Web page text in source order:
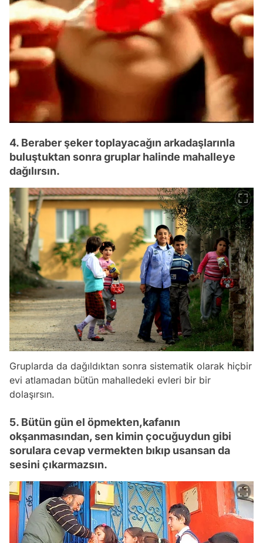
4. Beraber şeker toplayacağın arkadaşlarınla
buluştuktan sonra gruplar halinde mahalleye
dağılırsın.
Gruplarda da dağıldıktan sonra sistematik olarak hiçbir
evi atlamadan bütün mahalledeki evleri bir bir
dolaşırsın.
5. Bütün gün el öpmekten,kafanın
okşanmasından, sen kimin çocuğuydun gibi
sorulara cevap vermekten bıkıp usansan da
sesini çıkarmazsın.